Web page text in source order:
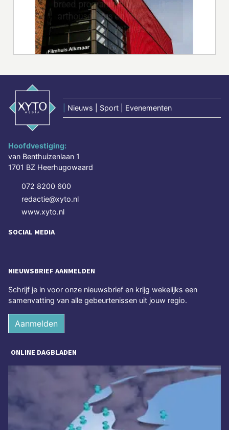
Nieuws | Sport | Evenementen
Hoofdvestiging:
van Benthuizenlaan 1
1701 BZ Heerhugowaard
072 8200 600
redactie@xyto.nl
www.xyto.nl
SOCIAL MEDIA
NIEUWSBRIEF AANMELDEN
Schrijf je in voor onze nieuwsbrief en krijg wekelijks een
samenvatting van alle gebeurtenissen uit jouw regio.
Aanmelden
ONLINE DAGBLADEN